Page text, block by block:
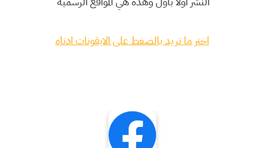
اختر ما تريد بالضغط على الايقونات ادناه